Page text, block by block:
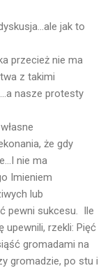
jak to
przecież nie ma
z takimi
nasze protesty
że gdy
nie ma
Imieniem
lub
pewni sukcesu. Ile
upewnili, rzekli: Pięć
gromadami na
gromadzie, po stu i